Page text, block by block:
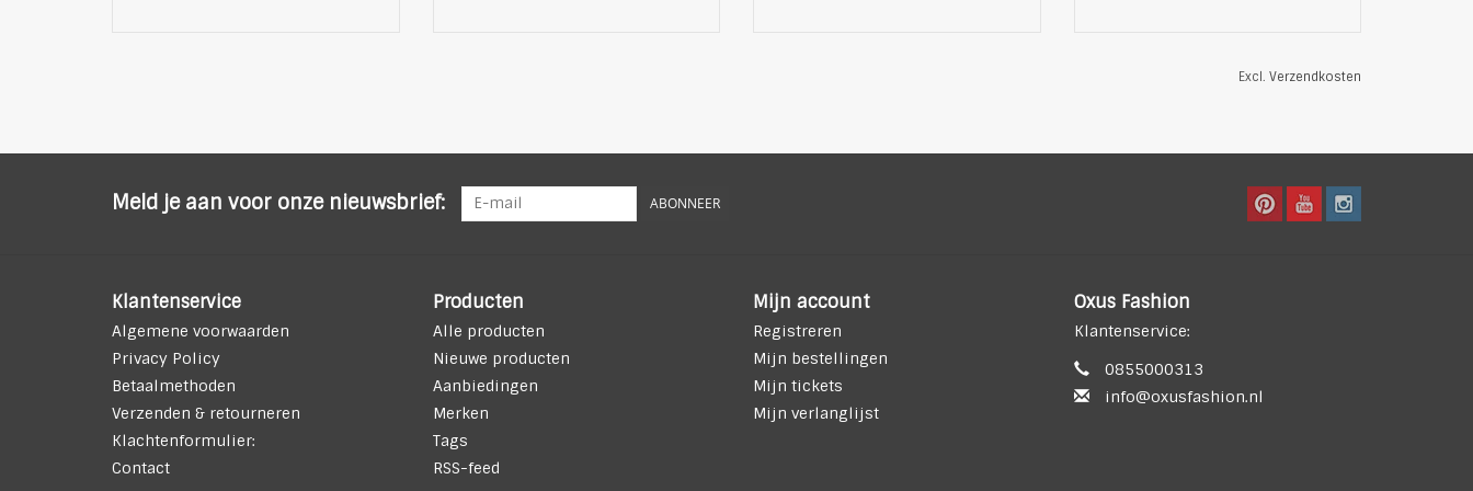
Excl. Verzendkosten
Meld je aan voor onze nieuwsbrief: ABONNEER
Klantenservice
Algemene voorwaarden
Privacy Policy
Betaalmethoden
Verzenden & retourneren
Klachtenformulier:
Contact
Producten
Alle producten
Nieuwe producten
Aanbiedingen
Merken
Tags
RSS-feed
Mijn account
Registreren
Mijn bestellingen
Mijn tickets
Mijn verlanglijst
Oxus Fashion
Klantenservice:
0855000313
info@oxusfashion.nl